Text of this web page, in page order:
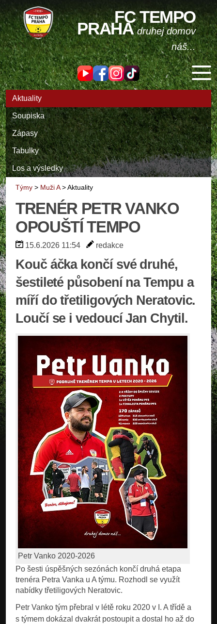
FC TEMPO
PRAHAdruhej domov
náš...
Aktuality
Soupiska
Zápasy
Tabulky
Los a výsledky
Týmy > Muži A>Aktuality
TRENÉR PETR VANKO
OPOUŠTÍ TEMPO
15.6.2026 11:54 redakce
Kouč áčka končí své druhé,
šestileté působení na Tempu a
míří do třetiligových Neratovic.
Loučí se i vedoucí Jan Chytil.
Petr Vanko 2020-2026
Po šesti úspěšných sezónách končí druhá etapa
trenéra Petra Vanka u A týmu. Rozhodl se využít
nabídky třetiligových Neratovic.
Petr Vanko tým přebral v létě roku 2020 v I. A třídě a
s týmem dokázal dvakrát postoupit a dostal ho až do